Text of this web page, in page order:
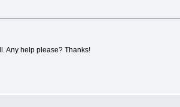
Any help please? Thanks!